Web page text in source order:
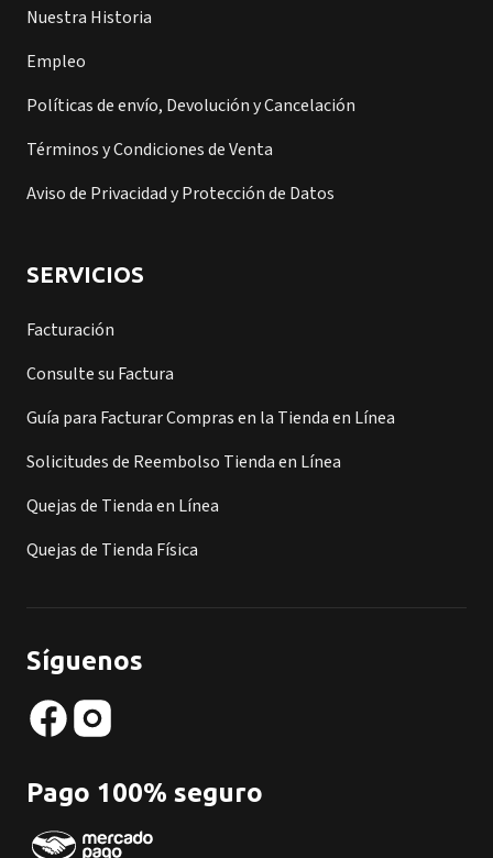
Nuestra Historia
Empleo
Políticas de envío, Devolución y Cancelación
Términos y Condiciones de Venta
Aviso de Privacidad y Protección de Datos
SERVICIOS
Facturación
Consulte su Factura
Guía para Facturar Compras en la Tienda en Línea
Solicitudes de Reembolso Tienda en Línea
Quejas de Tienda en Línea
Quejas de Tienda Física
Síguenos
Pago 100% seguro